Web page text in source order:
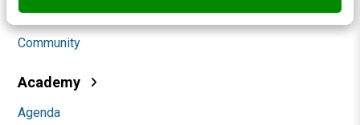
Themanieuwsbrieven
Community
Academy
Agenda